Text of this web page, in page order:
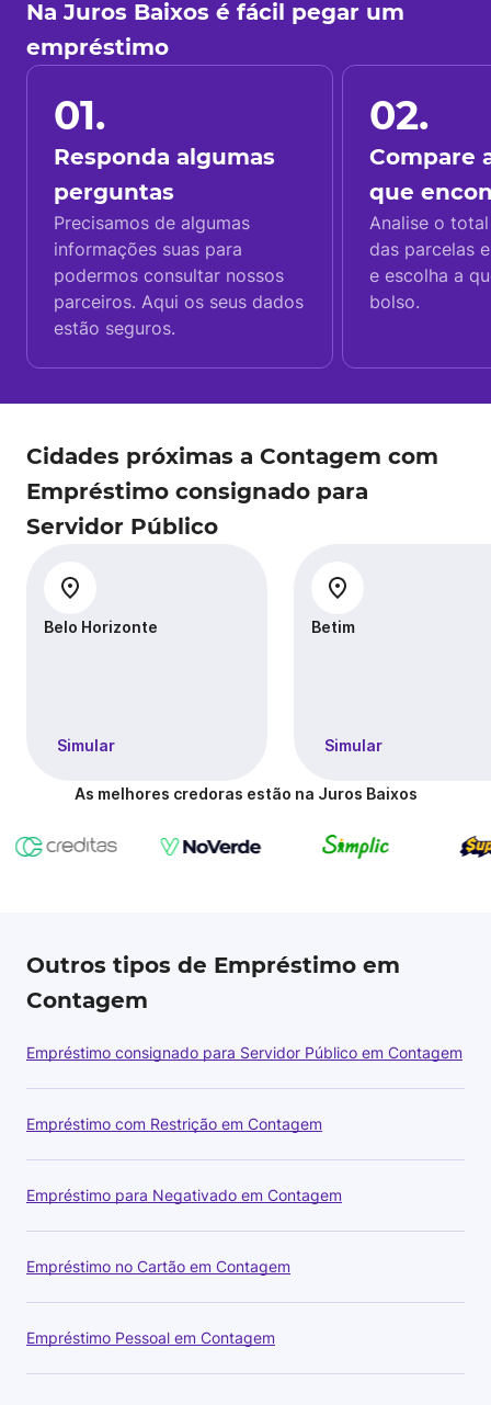
Na Juros Baixos é fácil pegar um
empréstimo
01.
Responda algumas
perguntas
Precisamos de algumas
informações suas para
podermos consultar nossos
parceiros. Aqui os seus dados
estão seguros.
02.
Compare
que
Analise o
das parcelas
e escolha a
bolso.
Cidades próximas a Contagem com
Empréstimo consignado para
Servidor Público
Belo Horizonte
Simular
Betim
Simular
As melhores credoras estão na Juros Baixos
Outros tipos de Empréstimo em
Contagem
Empréstimo consignado para Servidor Público em Contagem
Empréstimo com Restrição em Contagem
Empréstimo para Negativado em Contagem
Empréstimo no Cartão em Contagem
Empréstimo Pessoal em Contagem